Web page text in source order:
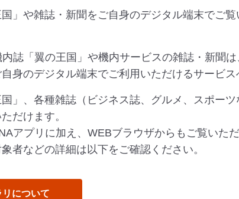
」や雑誌・新聞をご自身のデジタル端末でご
誌「翼の王国」や機内サービスの雑誌・新聞
身のデジタル端末でご利用いただけるサービス
」、各種雑誌（ビジネス誌、グルメ、スポー
だけます。
アプリに加え、WEBブラウザからもご覧いただ
者などの詳細は以下をご確認ください。
について